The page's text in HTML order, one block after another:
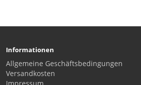
Informationen
Allgemeine Geschäftsbedingungen
Versandkosten